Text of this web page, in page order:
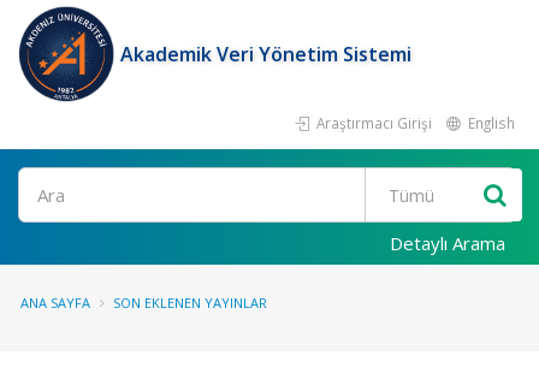
Akademik Veri Yönetim Sistemi
Araştırmacı Girişi English
Ara
Detaylı Arama
ANA SAYFA SON EKLENEN YAYINLAR